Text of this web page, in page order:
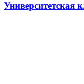
Университетская